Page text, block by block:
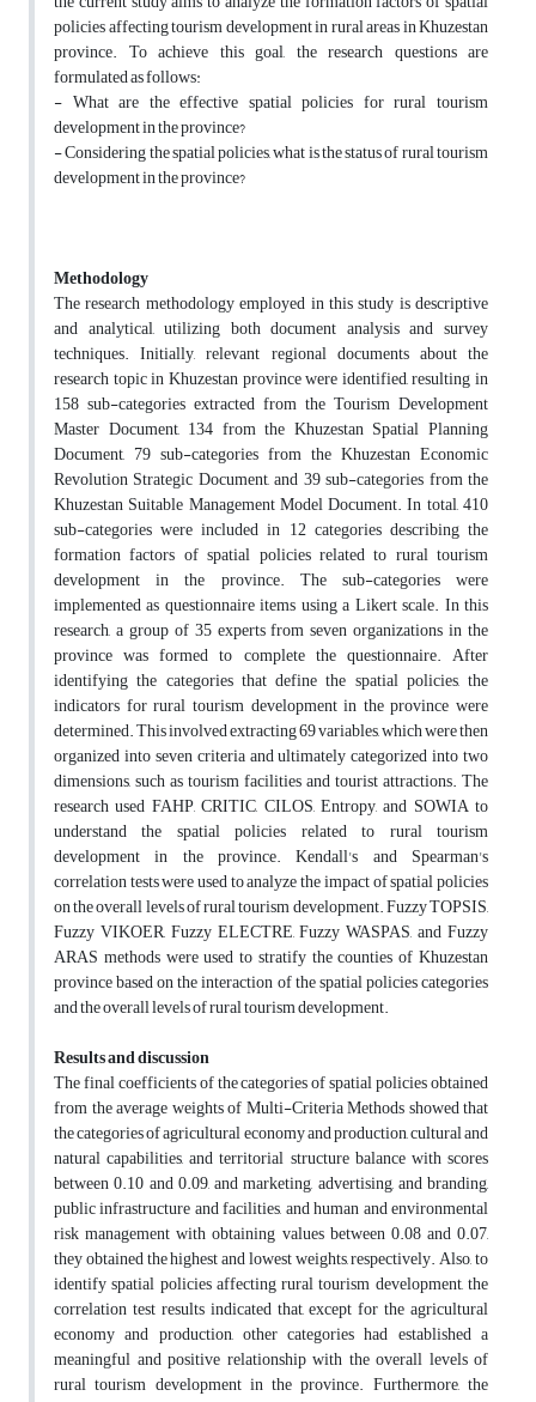
policies affecting tourism development in rural areas in Khuzestan
province. To achieve this goal, the research questions are
formulated as follows:
- What are the effective spatial policies for rural tourism
development in the province?
- Considering the spatial policies, what is the status of rural tourism
development in the province?
Methodology
The research methodology employed in this study is descriptive
and analytical, utilizing both document analysis and survey
techniques. Initially, relevant regional documents about the
research topic in Khuzestan province were identified, resulting in
158 sub-categories extracted from the Tourism Development
Master Document, 134 from the Khuzestan Spatial Planning
Document, 79 sub-categories from the Khuzestan Economic
Revolution Strategic Document, and 39 sub-categories from the
Khuzestan Suitable Management Model Document. In total, 410
sub-categories were included in 12 categories describing the
formation factors of spatial policies related to rural tourism
development in the province. The sub-categories were
implemented as questionnaire items using a Likert scale. In this
research, a group of 35 experts from seven organizations in the
province was formed to complete the questionnaire. After
identifying the categories that define the spatial policies, the
indicators for rural tourism development in the province were
determined. This involved extracting 69 variables, which were then
organized into seven criteria and ultimately categorized into two
dimensions, such as tourism facilities and tourist attractions. The
research used FAHP, CRITIC, CILOS, Entropy, and SOWIA to
understand the spatial policies related to rural tourism
development in the province. Kendall's and Spearman's
correlation tests were used to analyze the impact of spatial policies
on the overall levels of rural tourism development. Fuzzy TOPSIS,
Fuzzy VIKOER, Fuzzy ELECTRE, Fuzzy WASPAS, and Fuzzy
ARAS methods were used to stratify the counties of Khuzestan
province based on the interaction of the spatial policies categories
and the overall levels of rural tourism development.
Results and discussion
The final coefficients of the categories of spatial policies obtained
from the average weights of Multi-Criteria Methods showed that
the categories of agricultural economy and production, cultural and
natural capabilities, and territorial structure balance with scores
between 0.10 and 0.09, and marketing, advertising, and branding,
public infrastructure and facilities, and human and environmental
risk management with obtaining values between 0.08 and 0.07,
they obtained the highest and lowest weights, respectively. Also, to
identify spatial policies affecting rural tourism development, the
correlation test results indicated that, except for the agricultural
economy and production, other categories had established a
meaningful and positive relationship with the overall levels of
rural tourism development in the province. Furthermore, the